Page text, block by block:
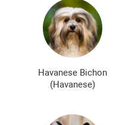
Havanese Bichon
(Havanese)